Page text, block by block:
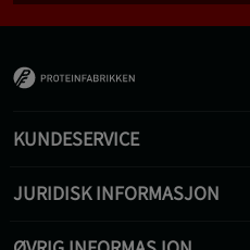
KUNDESERVICE
JURIDISK INFORMASJON